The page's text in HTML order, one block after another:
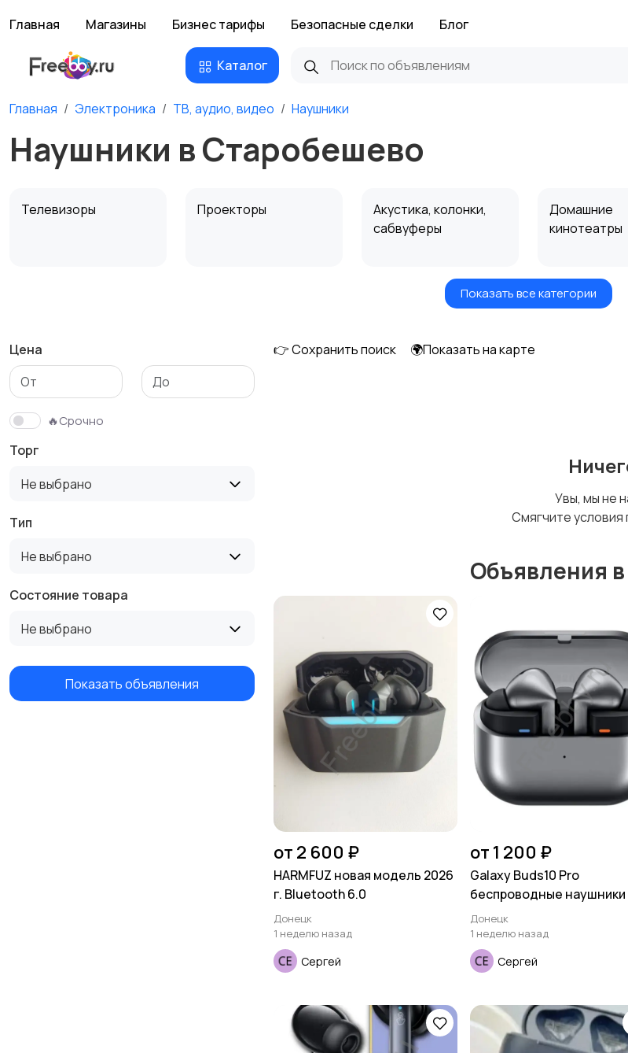
Главная Магазины Бизнес тарифы Безопасные сделки Блог
Каталог
Главная Электроника ТВ, аудио, видео Наушники
Наушники в Старобешево
Телевизоры Проекторы
Акустика, колонки,
сабвуферы
Домашние
кинотеатры
Спутниковое и
Аксессуары
Показать все категории
Цена
🔥Срочно
Торг
Не выбрано
Тип
Не выбрано
Состояние товара
Не выбрано
Показать объявления
👉 Сохранить поиск 🌍Показать на карте
Увы, мы не
Смягчите условия
Объявления
от 2 600 ₽
HARMFUZ новая модель 2026
г. Bluetooth 6.0
Донецк
1 неделю назад
Сергей
от 1 200 ₽
Galaxy Buds10 Pro
беспроводные наушники
Донецк
1 неделю назад
Сергей